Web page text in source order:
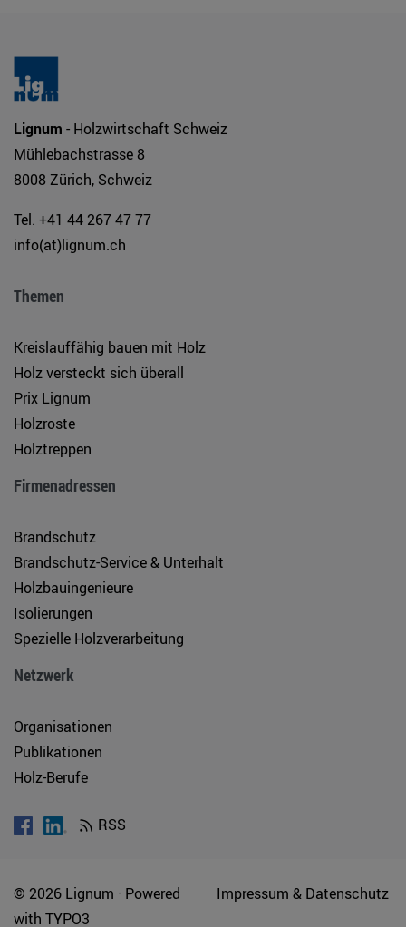
Lignum - Holzwirtschaft Schweiz
Mühlebachstrasse 8
8008 Zürich, Schweiz
Tel. +41 44 267 47 77
info(at)lignum.ch
Themen
Kreislauffähig bauen mit Holz
Holz versteckt sich überall
Prix Lignum
Holzroste
Holztreppen
Firmenadressen
Brandschutz
Brandschutz-Service & Unterhalt
Holzbauingenieure
Isolierungen
Spezielle Holzverarbeitung
Netzwerk
Organisationen
Publikationen
Holz-Berufe
RSS
© 2026 Lignum · Powered
with TYPO3
Impressum & Datenschutz